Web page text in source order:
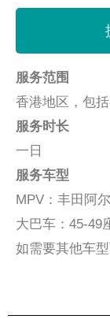
服务范围
香港地区，包
服务时长
一日
服务车型
MPV：丰田阿
大巴车：45-49
如需要其他车